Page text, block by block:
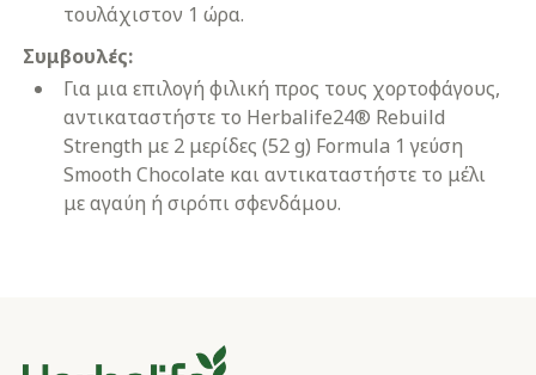
τουλάχιστον 1 ώρα.
Συμβουλές:
Για μια επιλογή φιλική προς τους χορτοφάγους,
αντικαταστήστε το Herbalife24® Rebuild
Strength με 2 μερίδες (52 g) Formula 1 γεύση
Smooth Chocolate και αντικαταστήστε το μέλι
με αγαύη ή σιρόπι σφενδάμου.